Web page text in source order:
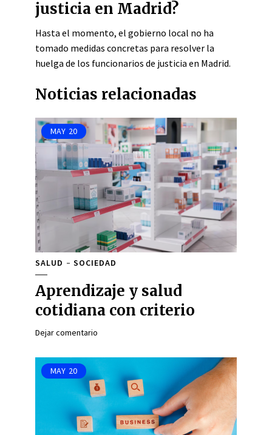
justicia en Madrid?
Hasta el momento, el gobierno local no ha
tomado medidas concretas para resolver la
huelga de los funcionarios de justicia en Madrid.
Noticias relacionadas
MAY 20
SALUD SOCIEDAD
Aprendizaje y salud
cotidiana con criterio
Dejar comentario
MAY 20